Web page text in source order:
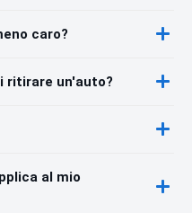
caro?
ritirare un'auto?
al mio